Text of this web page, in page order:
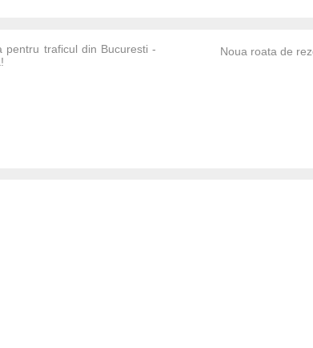
pentru traficul din Bucuresti -
Noua roata de